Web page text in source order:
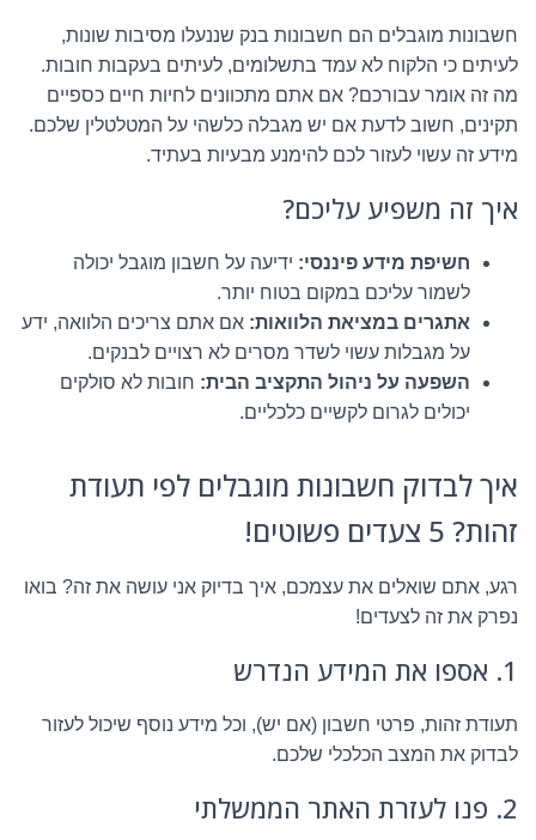
חשבונות מוגבלים הם חשבונות בנק שננעלו מסיבות שונות,
לעיתים כי הלקוח לא עמד בתשלומים, לעיתים בעקבות חובות.
מה זה אומר עבורכם? אם אתם מתכוונים לחיות חיים כספיים
תקינים, חשוב לדעת אם יש מגבלה כלשהי על המטלטלין שלכם.
מידע זה עשוי לעזור לכם להימנע מבעיות בעתיד.
איך זה משפיע עליכם?
חשיפת מידע פיננסי: ידיעה על חשבון מוגבל יכולה
לשמור עליכם במקום בטוח יותר.
אתגרים במציאת הלוואות: אם אתם צריכים הלוואה, ידע
על מגבלות עשוי לשדר מסרים לא רצויים לבנקים.
השפעה על ניהול התקציב הבית: חובות לא סולקים
יכולים לגרום לקשיים כלכליים.
איך לבדוק חשבונות מוגבלים לפי תעודת
זהות? 5 צעדים פשוטים!
רגע, אתם שואלים את עצמכם, איך בדיוק אני עושה את זה? בואו
נפרק את זה לצעדים!
1. אספו את המידע הנדרש
תעודת זהות, פרטי חשבון (אם יש), וכל מידע נוסף שיכול לעזור
לבדוק את המצב הכלכלי שלכם.
2. פנו לעזרת האתר הממשלתי